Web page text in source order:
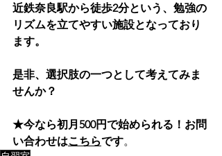
近鉄奈良駅から徒歩2分という、勉強の
リズムを立てやすい施設となっており
ます。
是非、選択肢の一つとして考えてみま
せんか？
★今なら初月500円で始められる！お問
い合わせはこちらです。